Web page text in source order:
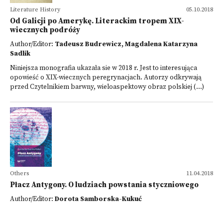
05.10.2018
Literature History
Od Galicji po Amerykę. Literackim tropem XIX-
wiecznych podróży
Author/Editor: Tadeusz Budrewicz, Magdalena Katarzyna
Sadlik
Niniejsza monografia ukazała sie w 2018 r. Jest to interesująca
opowieść o XIX-wiecznych peregrynacjach. Autorzy odkrywają
przed Czytelnikiem barwny, wieloaspektowy obraz polskiej (...)
11.04.2018
Others
Płacz Antygony. O ludziach powstania styczniowego
Author/Editor: Dorota Samborska-Kukuć